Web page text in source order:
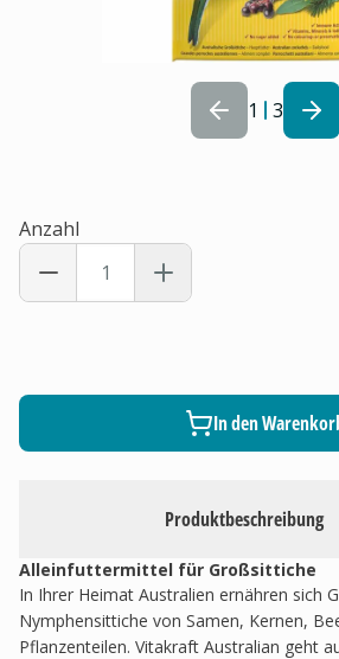
1 3
Produktbeschreibung
Alleinfuttermittel für Großsittiche
In Ihrer Heimat Australien ernähren sich
Nymphensittiche von Samen, Kernen,
Pflanzenteilen. Vitakraft Australian geht
Anzahl
In den